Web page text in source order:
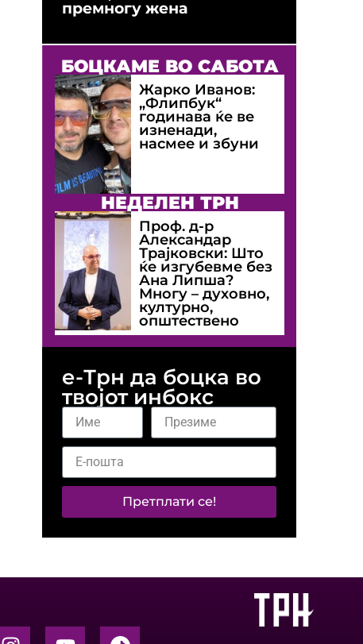
премногу жена
БОЦКАМЕ ВО САБОТА
Жарко Иванов:
„Флипбук“
годинава ќе ве
изненади,
насмее и збуни
НЕДЕЛЕН ТРН
Проф. д-р
Александар
Трајковски: Што
ќе изгубевме без
Ана Липша?
Многу – духовно,
културно,
општествено
е-Трн да боцка во
твојот инбокс
Претплати се!